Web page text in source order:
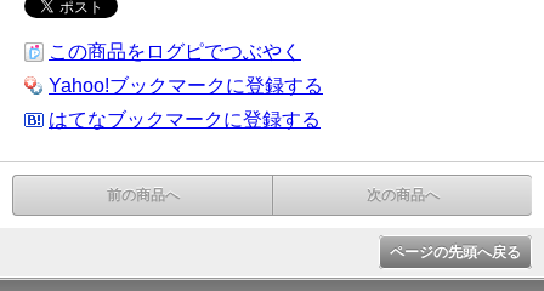
この商品をログピでつぶやく
Yahoo!ブックマークに登録する
はてなブックマークに登録する
前の商品へ 次の商品へ
ページの先頭へ戻る